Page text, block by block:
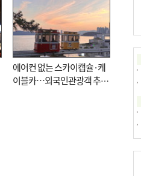
에어컨 없는 스카이캡슐·케
이블카…외국인관광객 추억